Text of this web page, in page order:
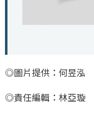
◎圖片提供：何昱泓
◎責任編輯：林亞璇